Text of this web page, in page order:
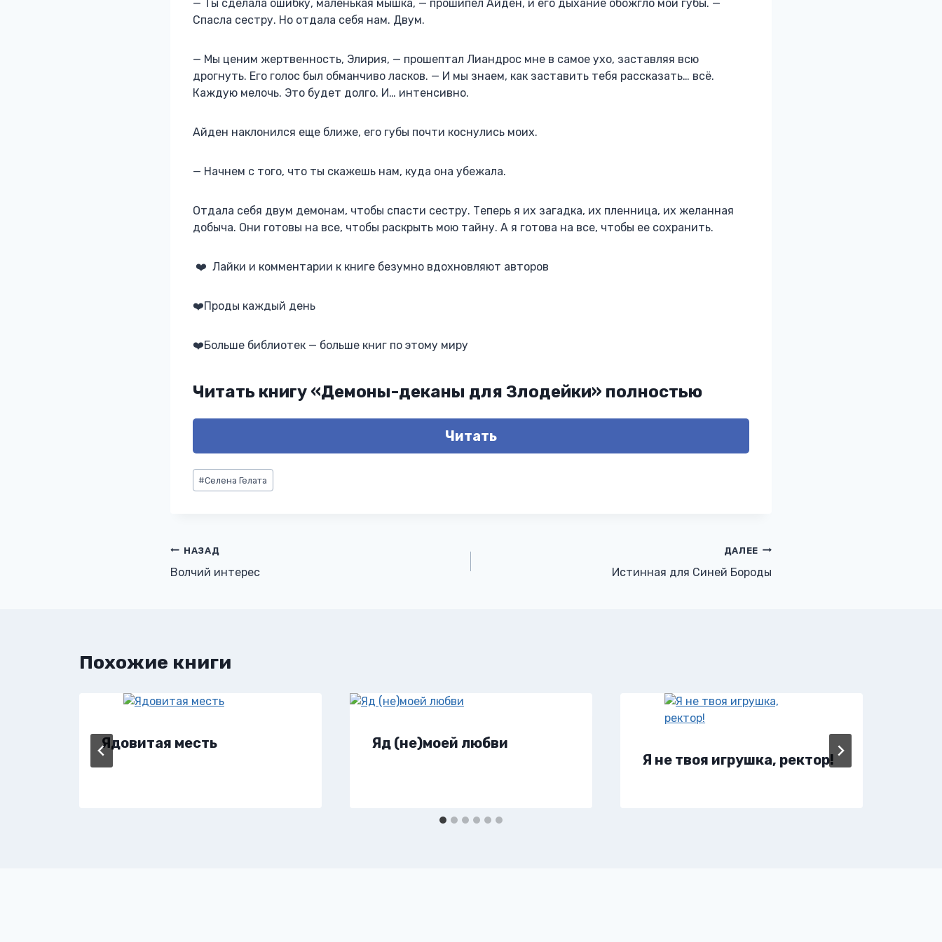
— Ты сделала ошибку, маленькая мышка, — прошипел Айден, и его дыхание обожгло мои губы. —
Спасла сестру. Но отдала себя нам. Двум.
— Мы ценим жертвенность, Элирия, — прошептал Лиандрос мне в самое ухо, заставляя всю
дрогнуть. Его голос был обманчиво ласков. — И мы знаем, как заставить тебя рассказать… всё.
Каждую мелочь. Это будет долго. И… интенсивно.
Айден наклонился еще ближе, его губы почти коснулись моих.
— Начнем с того, что ты скажешь нам, куда она убежала.
Отдала себя двум демонам, чтобы спасти сестру. Теперь я их загадка, их пленница, их желанная
добыча. Они готовы на все, чтобы раскрыть мою тайну. А я готова на все, чтобы ее сохранить.
‍❤️‍ Лайки и комментарии к книге безумно вдохновляют авторов‍
‍❤️‍Проды каждый день‍
‍❤️‍Больше библиотек — больше книг по этому миру
Читать книгу «Демоны-деканы для Злодейки» полностью
Читать
Метки
записи:
#Селена Гелата
Навигация
по
НАЗАД
Волчий интерес
ДАЛЕЕ
Истинная для Синей Бороды
Похожие книги
Ядовитая месть
Яд (не)моей любви
Я не твоя игрушка, ректор!